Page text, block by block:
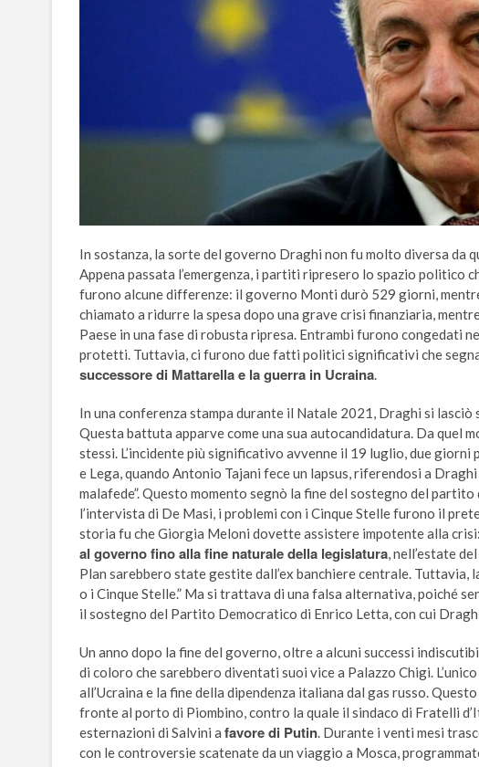
In sostanza, la sorte del governo Draghi non fu molto diversa da
Appena passata l’emergenza, i partiti ripresero lo spazio politico
furono alcune differenze: il governo Monti durò 529 giorni,
chiamato a ridurre la spesa dopo una grave crisi finanziaria,
Paese in una fase di robusta ripresa. Entrambi furono congedati
protetti. Tuttavia, ci furono due fatti politici significativi che
successore di Mattarella e la guerra in Ucraina.
In una conferenza stampa durante il Natale 2021, Draghi si lasciò
Questa battuta apparve come una sua autocandidatura. Da quel
stessi. L’incidente più significativo avvenne il 19 luglio, due
e Lega, quando Antonio Tajani fece un lapsus, riferendosi a
malafede”. Questo momento segnò la fine del sostegno del
l’intervista di De Masi, i problemi con i Cinque Stelle furono il
storia fu che Giorgia Meloni dovette assistere impotente alla
al governo fino alla fine naturale della legislatura, nell’estate
Plan sarebbero state gestite dall’ex banchiere centrale. Tuttavia,
o i Cinque Stelle.” Ma si trattava di una falsa alternativa, poiché
il sostegno del Partito Democratico di Enrico Letta, con cui
Un anno dopo la fine del governo, oltre a alcuni successi
di coloro che sarebbero diventati suoi vice a Palazzo Chigi.
all’Ucraina e la fine della dipendenza italiana dal gas russo.
fronte al porto di Piombino, contro la quale il sindaco di Fratelli
esternazioni di Salvini a favore di Putin. Durante i venti mesi
con le controversie scatenate da un viaggio a Mosca,